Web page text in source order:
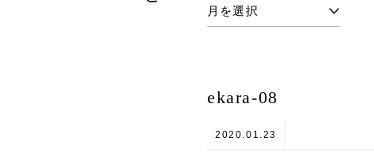
ekara-08
2020.01.23